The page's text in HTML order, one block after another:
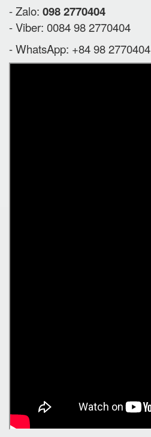
- Zalo: 098 2770404
- Viber: 0084 98 2770404
- WhatsApp: +84 98 2770404